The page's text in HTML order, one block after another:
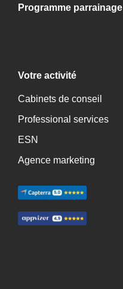
Programme parrainage
Votre activité
Cabinets de conseil
Professional services
ESN
Agence marketing